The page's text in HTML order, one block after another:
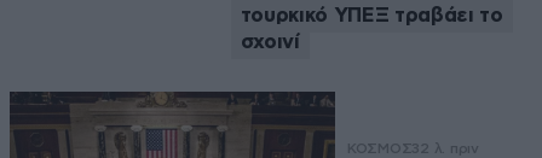
τουρκικό ΥΠΕΞ τραβάει το
σχοινί
ΚΟΣΜΟΣ32 λ. πριν